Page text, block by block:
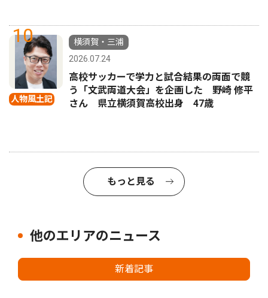
10
人物風土記
横須賀・三浦
2026.07.24
高校サッカーで学力と試合結果の両面で競
う「文武両道大会」を企画した 野崎 修平
さん 県立横須賀高校出身 47歳
もっと見る
他のエリアのニュース
新着記事